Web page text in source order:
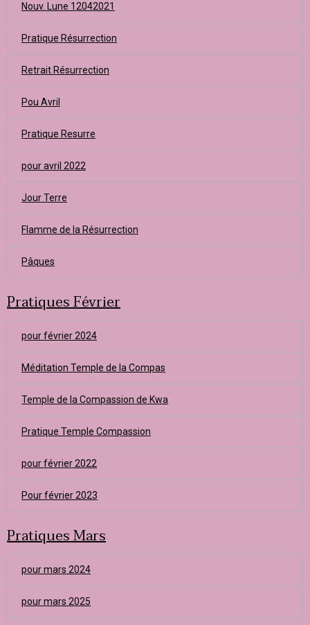
Nouv. Lune 12042021
Pratique Résurrection
Retrait Résurrection
Pou Avril
Pratique Resurre
pour avril 2022
Jour Terre
Flamme de la Résurrection
Pâques
Pratiques Février
pour février 2024
Méditation Temple de la Compas
Temple de la Compassion de Kwa
Pratique Temple Compassion
pour février 2022
Pour février 2023
Pratiques Mars
pour mars 2024
pour mars 2025